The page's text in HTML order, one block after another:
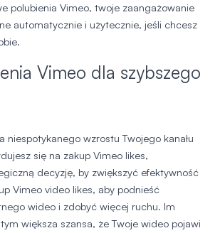
polubienia Vimeo, twoje zaangażowanie
automatycznie i użytecznie, jeśli chcesz
Vimeo dla szybszego
niespotykanego wzrostu Twojego kanału
się na zakup Vimeo likes,
decyzję, by zwiększyć efektywność
Vimeo video likes, aby podnieść
wideo i zdobyć więcej ruchu. Im
większa szansa, że Twoje wideo pojawi